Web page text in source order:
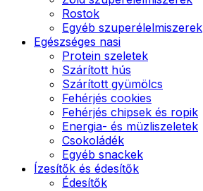
Rostok
Egyéb szuperélelmiszerek
Egészséges nasi
Protein szeletek
Szárított hús
Szárított gyümölcs
Fehérjés cookies
Fehérjés chipsek és ropik
Energia- és müzliszeletek
Csokoládék
Egyéb snackek
Ízesítők és édesítők
Édesítők